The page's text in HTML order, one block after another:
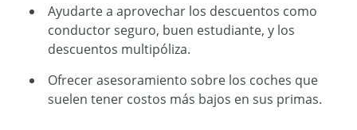
Ayudarte a aprovechar los descuentos como
conductor seguro, buen estudiante, y los
descuentos multipóliza.
Ofrecer asesoramiento sobre los coches que
suelen tener costos más bajos en sus primas.